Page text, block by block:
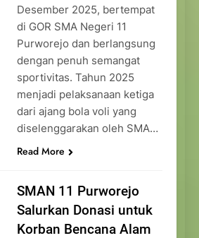
Desember 2025, bertempat
di GOR SMA Negeri 11
Purworejo dan berlangsung
dengan penuh semangat
sportivitas. Tahun 2025
menjadi pelaksanaan ketiga
dari ajang bola voli yang
diselenggarakan oleh SMA…
Read More
SMAN 11 Purworejo
Salurkan Donasi untuk
Korban Bencana Alam